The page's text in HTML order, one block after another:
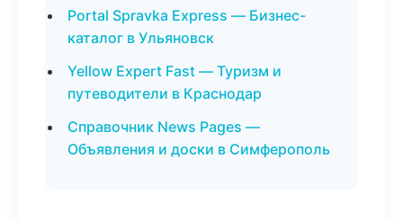
Portal Spravka Express — Бизнес-
каталог в Ульяновск
Yellow Expert Fast — Туризм и
путеводители в Краснодар
Справочник News Pages —
Объявления и доски в Симферополь